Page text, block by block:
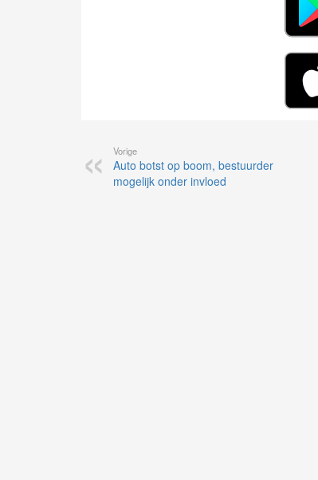
Vorige
Auto botst op boom, bestuurder
mogelijk onder invloed